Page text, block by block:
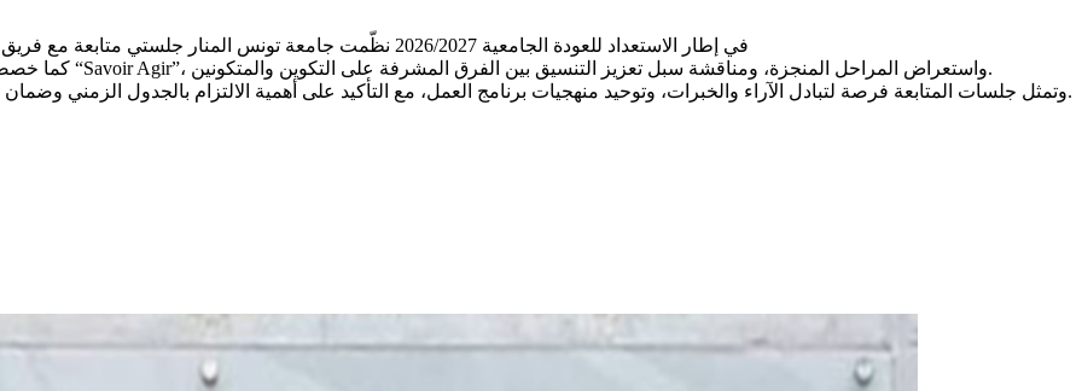
في إطار الاستعداد للعودة الجامعية 2026/2027 نظّمت جامعة تونس المنار جلستي متابعة مع فريق التكوين لتقييم جاهزية برامج دورات التكوين الخاصة بالوحدات الأفقية
كما خصصت الجلسات لتقييم مدى تقدّم تنفيذ برامج التدريس في إطار مشروع “Savoir Agir”، واستعراض المراحل المنجزة، ومناقشة سبل تعزيز التنسيق بين الفرق المشرفة على التكوين والمتكونين.
وتمثل جلسات المتابعة فرصة لتبادل الآراء والخبرات، وتوحيد منهجيات برنامج العمل، مع التأكيد على أهمية الالتزام بالجدول الزمني وضمان جودة التكوين بما يدعم جاهزية الجامعة لإنجاح العودة الجامعية المقبلة.